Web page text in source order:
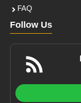
FAQ
Follow Us